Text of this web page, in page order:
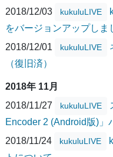
2018/12/03
kukuluLIVE
をバージョンアップしま
2018/12/01
kukuluLIVE
（復旧済）
2018年 11月
2018/11/27
kukuluLIVE
Encoder 2 (Android版)」
2018/11/24
kukuluLIVE